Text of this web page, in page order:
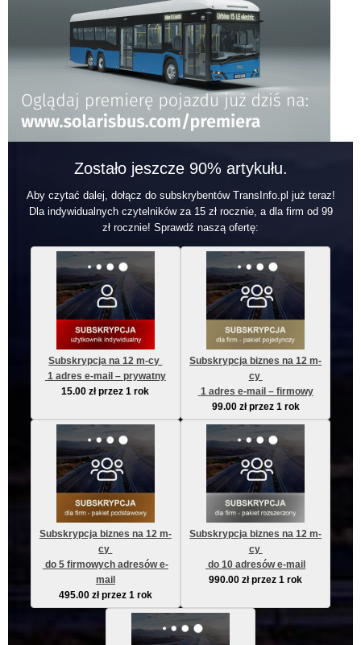
Zostało jeszcze 90% artykułu.
Aby czytać dalej, dołącz do subskrybentów TransInfo.pl już teraz!
Dla indywidualnych czytelników za 15 zł rocznie, a dla firm od 99
zł rocznie! Sprawdź naszą ofertę:
Subskrypcja na 12 m-cy
1 adres e-mail – prywatny
15.00zł przez 1 rok
Subskrypcja biznes na 12 m-
cy
1 adres e-mail – firmowy
99.00 zł przez 1 rok
Subskrypcja biznes na 12 m-
cy
mail
495.00 zł przez 1 rok
Subskrypcja biznes na 12 m-
cy
do 10 adresów e-mail
990.00zł przez 1 rok